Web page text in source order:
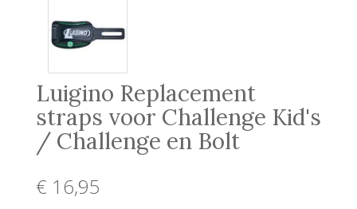
Luigino Replacement
straps voor Challenge Kid's
/ Challenge en Bolt
€ 16,95